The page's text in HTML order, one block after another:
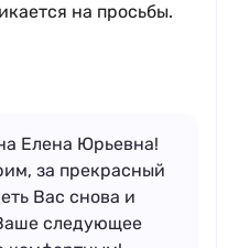
на просьбы.
Елена Юрьевна!
за прекрасный
Вас снова и
следующее